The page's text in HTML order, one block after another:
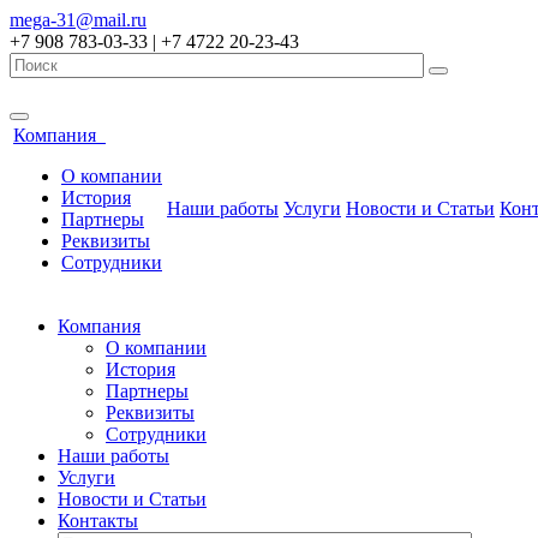
mega-31@mail.ru
+7 908 783-03-33 | +7 4722 20-23-43
Компания
О компании
История
Партнеры
Реквизиты
Сотрудники
Наши работы Услуги Новости и Статьи
Компания
О компании
История
Партнеры
Реквизиты
Сотрудники
Наши работы
Услуги
Новости и Статьи
Контакты